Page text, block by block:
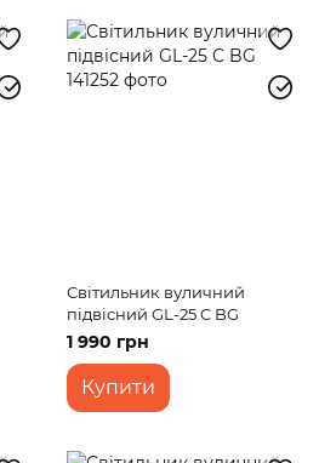
Світильник вуличний
підвісний GL-25 C BG
1 990 грн
Купити